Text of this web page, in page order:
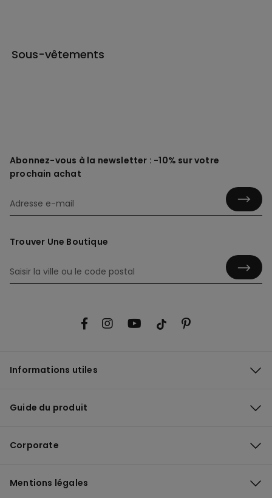
Sous-vêtements
Abonnez-vous à la newsletter : -10% sur votre
prochain achat
Trouver Une Boutique
Informations utiles
Guide du produit
Corporate
Mentions légales